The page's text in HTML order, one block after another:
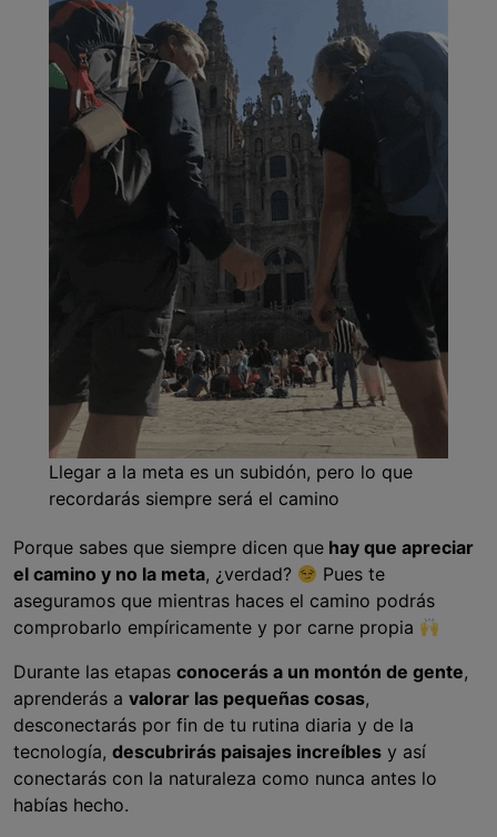
Llegar a la meta es un subidón, pero lo que
recordarás siempre será el camino
Porque sabes que siempre dicen que hay que apreciar
el camino y no la meta, ¿verdad?
Pues te
aseguramos que mientras haces el camino podrás
comprobarlo empíricamente y por carne propia
Durante las etapas conocerás a un montón de gente,
aprenderás a valorar las pequeñas cosas,
desconectarás por fin de tu rutina diaria y de la
tecnología, descubrirás paisajes increíbles y así
conectarás con la naturaleza como nunca antes lo
habías hecho.